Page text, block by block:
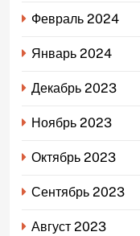
Февраль 2024
Январь 2024
Декабрь 2023
Ноябрь 2023
Октябрь 2023
Сентябрь 2023
Август 2023